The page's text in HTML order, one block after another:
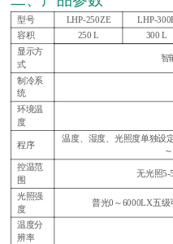
型号 LHP-250ZE LHP-
容积 250 L 300 L
显示方
式
智
制冷系
统
环境温
度
程序
温度、湿度、光照度单独设
控温范
围
无光照
光照强
度
普光0～6000LX五级
温度分
辨率